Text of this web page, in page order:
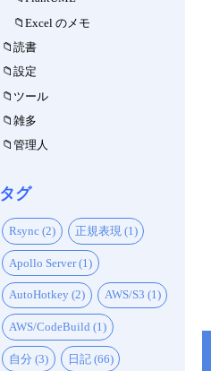
Excel のメモ
読書
設定
ツール
雑多
管理人
タグ
Rsync (2) 正規表現 (1)
Apollo Server (1)
AutoHotkey (2) AWS/S3 (1)
AWS/CodeBuild (1)
自分 (3) 日記 (66)